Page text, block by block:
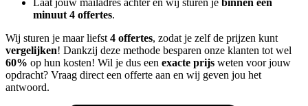
Laat jouw mailadres achter en wij sturen je binnen één
minuut 4 offertes.
Wij sturen je maar liefst 4 offertes, zodat je zelf de prijzen kunt
vergelijken! Dankzij deze methode besparen onze klanten tot wel
60% op hun kosten! Wil je dus een exacte prijs weten voor jouw
opdracht? Vraag direct een offerte aan en wij geven jou het
antwoord.